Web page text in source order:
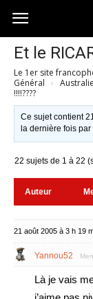
Australia-
australie.com
Et le
Le 1er site
Général ›
!!!!????
Ce sujet contient
la dernière fois par
22 sujets de 1 à 22
Auteur
21 août 2005 à 3 h 19
Yannou52
Là je vais